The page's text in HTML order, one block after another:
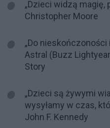
„Dzieci widzą magię,
Christopher Moore
„Do
Astral (Buzz
Story
„Dzieci są żywymi
wysyłamy w czas,
John F. Kennedy